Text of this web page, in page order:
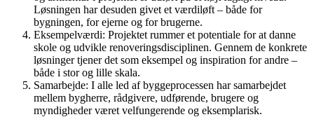
Løsningen har desuden givet et værdiløft – både for
bygningen, for ejerne og for brugerne.
Eksempelværdi: Projektet rummer et potentiale for at danne
skole og udvikle renoveringsdisciplinen. Gennem de konkrete
løsninger tjener det som eksempel og inspiration for andre –
både i stor og lille skala.
Samarbejde: I alle led af byggeprocessen har samarbejdet
mellem bygherre, rådgivere, udførende, brugere og
myndigheder været velfungerende og eksemplarisk.